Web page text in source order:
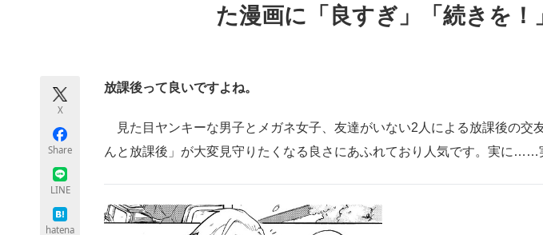
ちょっと気になるネットの話題
た漫画に「良すぎ」「続きを！
X
Share
LINE
hatena
放課後って良いですよね。
見た目ヤンキーな男子とメガネ女子、友達がいない2人による放課後の交
んと放課後」が大変見守りたくなる良さにあふれており人気です。実に